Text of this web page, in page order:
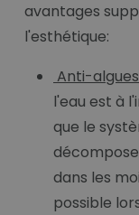
avantages
l'esthétique:
Anti-
l'eau est à
que le
dans les
possible